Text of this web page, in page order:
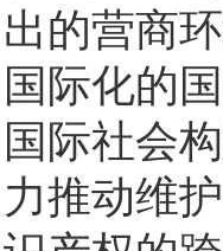
出的营商
国际化的
国际社会
力推动维